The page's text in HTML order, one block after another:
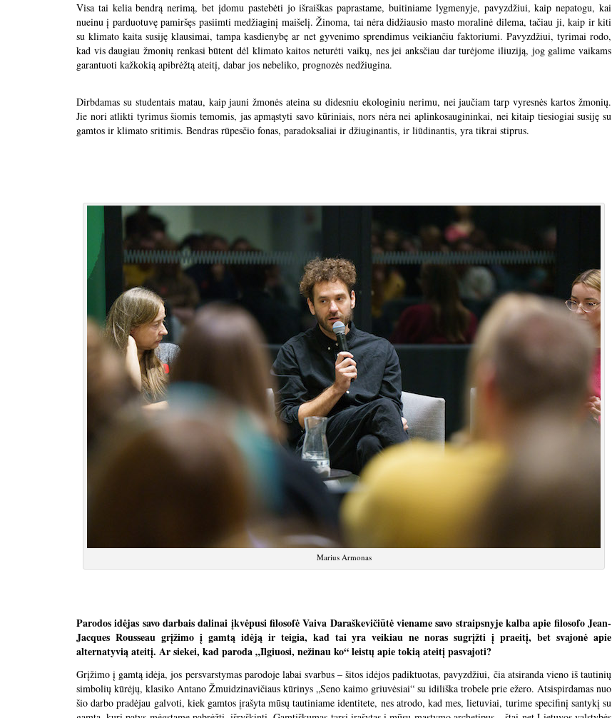
Visa tai kelia bendrą nerimą, bet įdomu pastebėti jo išraiškas paprastame, buitiniame lygmenyje, pavyzdžiui, kaip nepatogu, kai
nueinu į parduotuvę pamiršęs pasiimti medžiaginį maišelį. Žinoma, tai nėra didžiausio masto moralinė dilema, tačiau ji, kaip ir kiti
su klimato kaita susiję klausimai, tampa kasdienybę ar net gyvenimo sprendimus veikiančiu faktoriumi. Pavyzdžiui, tyrimai rodo,
kad vis daugiau žmonių renkasi būtent dėl klimato kaitos neturėti vaikų, nes jei anksčiau dar turėjome iliuziją, jog galime vaikams
garantuoti kažkokią apibrėžtą ateitį, dabar jos nebeliko, prognozės nedžiugina.
Dirbdamas su studentais matau, kaip jauni žmonės ateina su didesniu ekologiniu nerimu, nei jaučiam tarp vyresnės kartos žmonių.
Jie nori atlikti tyrimus šiomis temomis, jas apmąstyti savo kūriniais, nors nėra nei aplinkosaugininkai, nei kitaip tiesiogiai susiję su
gamtos ir klimato sritimis. Bendras rūpesčio fonas, paradoksaliai ir džiuginantis, ir liūdinantis, yra tikrai stiprus.
Marius Armonas
Parodos idėjas savo darbais dalinai įkvėpusi filosofė Vaiva Daraškevičiūtė viename savo straipsnyje kalba apie filosofo Jean-
Jacques Rousseau grįžimo į gamtą idėją ir teigia, kad tai yra veikiau ne noras sugrįžti į praeitį, bet svajonė apie
alternatyvią ateitį​. Ar siekei, kad paroda „Ilgiuosi, nežinau ko“ leistų apie tokią ateitį pasvajoti?
Grįžimo į gamtą idėja, jos persvarstymas parodoje labai svarbus – šitos idėjos padiktuotas, pavyzdžiui, čia atsiranda vieno iš tautinių
simbolių kūrėjų, klasiko Antano Žmuidzinavičiaus kūrinys „Seno kaimo griuvėsiai“ su idiliška trobele prie ežero. Atsispirdamas nuo
šio darbo pradėjau galvoti, kiek gamtos įrašyta mūsų tautiniame identitete, nes atrodo, kad mes, lietuviai, turime specifinį santykį su